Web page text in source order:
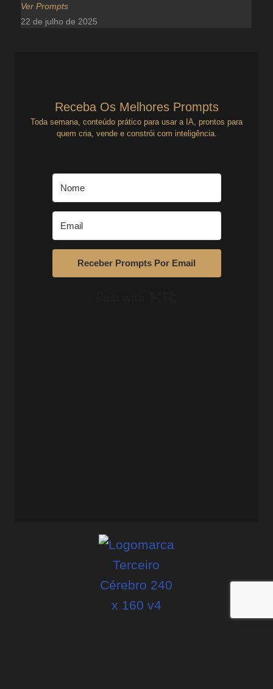
Ver Prompts
22 de julho de 2025
Receba Os Melhores Prompts
Toda semana, conteúdo prático para usar a IA, prontos para
quem cria, vende e constrói com inteligência.
Receber Prompts Por Email